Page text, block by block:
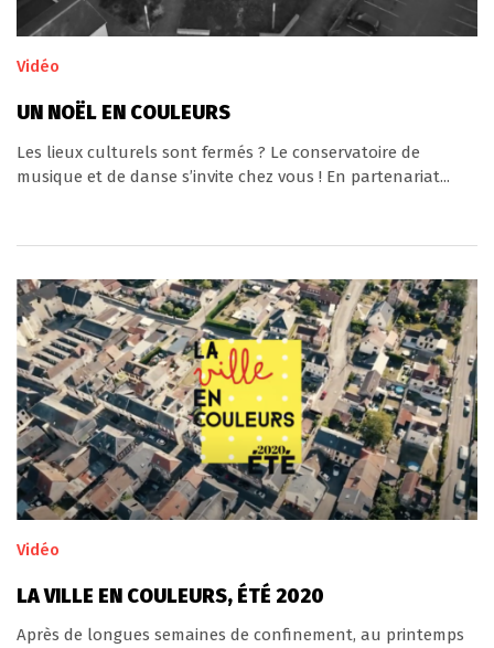
Vidéo
UN NOËL EN COULEURS
Les lieux culturels sont fermés ? Le conservatoire de
musique et de danse s’invite chez vous ! En partenariat...
Vidéo
LA VILLE EN COULEURS, ÉTÉ 2020
Après de longues semaines de confinement, au printemps